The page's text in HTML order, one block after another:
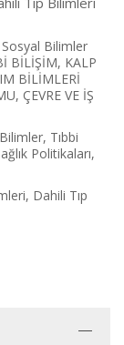
Sosyal Bilimler
BİLİŞİM, KALP
BİLİMLERİ
ÇEVRE VE İŞ
Tıbbi
Politikaları,
Dahili Tıp